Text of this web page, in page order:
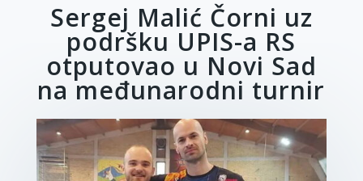
Sergej Malić Čorni uz
podršku UPIS-a RS
otputovao u Novi Sad
na međunarodni turnir